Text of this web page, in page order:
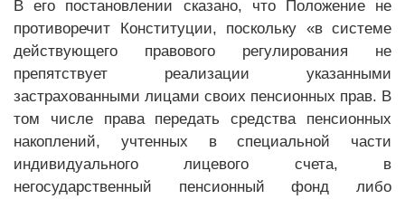
В его постановлении сказано, что Положение не
противоречит Конституции, поскольку «в системе
действующего правового регулирования не
препятствует реализации указанными
застрахованными лицами своих пенсионных прав. В
том числе права передать средства пенсионных
накоплений, учтенных в специальной части
индивидуального лицевого счета, в
негосударственный пенсионный фонд либо